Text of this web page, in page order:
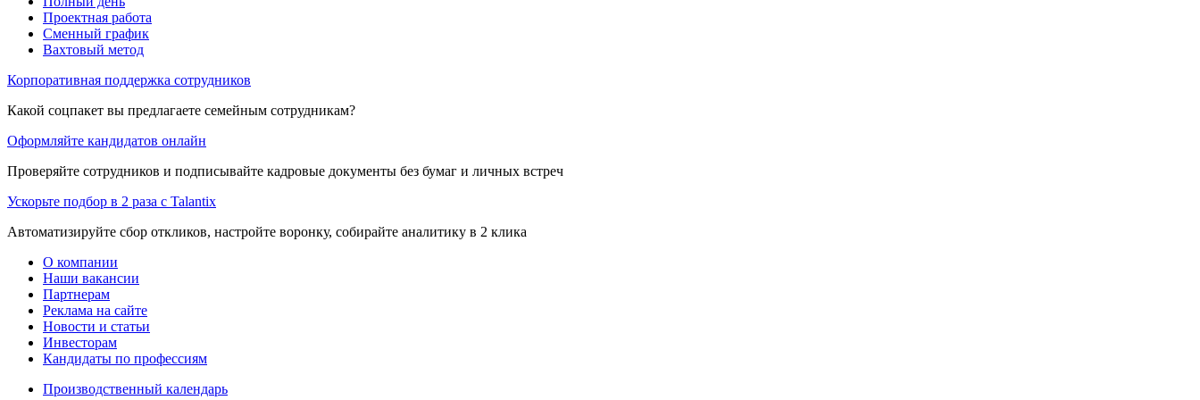
Проектная работа
Сменный график
Вахтовый метод
Корпоративная поддержка сотрудников
Какой соцпакет вы предлагаете семейным сотрудникам?
Оформляйте кандидатов онлайн
Проверяйте сотрудников и подписывайте кадровые документы без бумаг и личных встреч
Ускорьте подбор в 2 раза с Talantix
Автоматизируйте сбор откликов, настройте воронку, собирайте аналитику в 2 клика
О компании
Наши вакансии
Партнерам
Реклама на сайте
Новости и статьи
Инвесторам
Кандидаты по профессиям
Производственный календарь